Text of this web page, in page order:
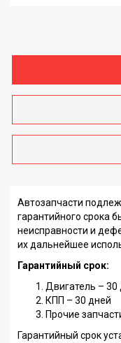
Автозапчасти
гарантийного срока
неисправности и
их дальнейшее
Гарантийный срок:
Двигатель – 30
КПП – 30 дней
Прочие
Гарантийный срок